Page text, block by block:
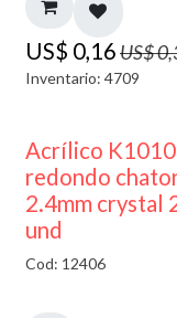
US$ 0,16US$
Inventario: 4709
50%
Acrílico K1010
redondo
2.4mm crystal
und
Cod: 12406